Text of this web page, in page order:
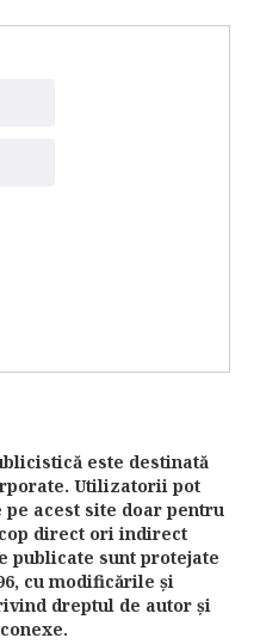
este destinată
Utilizatorii pot
acest site doar pentru
direct ori indirect
publicate sunt protejate
cu modificările şi
dreptul de autor şi